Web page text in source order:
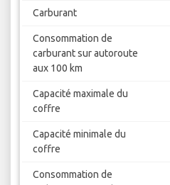
Carburant
Consommation de
carburant sur autoroute
aux 100 km
Capacité maximale du
coffre
Capacité minimale du
coffre
Consommation de